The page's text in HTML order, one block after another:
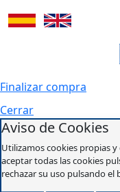
Finalizar compra
Cerrar
Aviso de Cookies
Utilizamos cookies propias
aceptar todas las cookies
rechazar su uso pulsando